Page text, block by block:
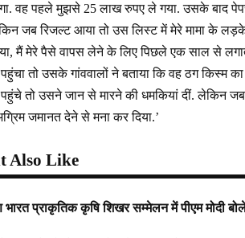
वह पहले मुझसे 25 लाख रुपए ले गया. उसके बाद
जब रिजल्ट आया तो उस लिस्ट में मेरे मामा के लड़के
मैं मेरे पैसे वापस लेने के लिए पिछले एक साल से
तो उसके गांववालों ने बताया कि वह ठग किस्म
तो उसने जान से मारने की धमकियां दीं. लेकिन जब
जमानत देने से मना कर दिया.’
Also Like
भारत प्राकृतिक कृषि शिखर सम्मेलन में पीएम